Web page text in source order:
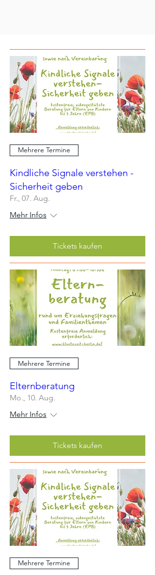
Mehrere Termine
Kindliche Signale verstehen -
Sicherheit geben
Fr., 07. Aug.
Mehr Infos
Tickets kaufen
Mehrere Termine
Elternberatung
Mo., 10. Aug.
Mehr Infos
Tickets kaufen
Mehrere Termine